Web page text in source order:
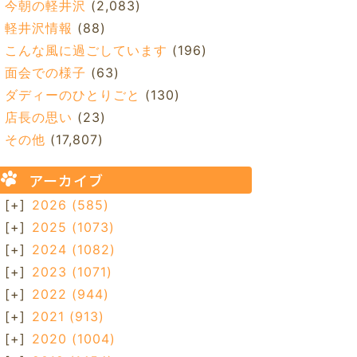
今朝の軽井沢 (2,083)
軽井沢情報 (88)
こんな風に過ごしています (196)
面会での様子 (63)
ダディーのひとりごと (130)
店長の思い (23)
その他 (17,807)
アーカイブ
[+] 2026 (585)
[+] 2025 (1073)
[+] 2024 (1082)
[+] 2023 (1071)
[+] 2022 (944)
[+] 2021 (913)
[+] 2020 (1004)